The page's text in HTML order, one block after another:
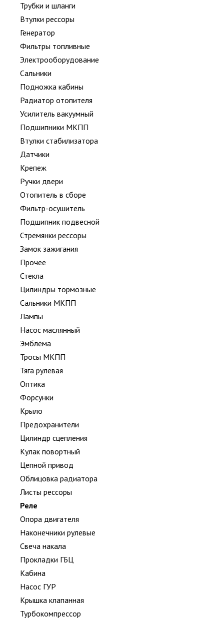
Трубки и шланги
Втулки рессоры
Генератор
Фильтры топливные
Электрооборудование
Сальники
Подножка кабины
Радиатор отопителя
Усилитель вакуумный
Подшипники МКПП
Втулки стабилизатора
Датчики
Крепеж
Ручки двери
Отопитель в сборе
Фильтр-осушитель
Подшипник подвесной
Стремянки рессоры
Замок зажигания
Прочее
Стекла
Цилиндры тормозные
Сальники МКПП
Лампы
Насос маслянный
Эмблема
Тросы МКПП
Тяга рулевая
Оптика
Форсунки
Крыло
Предохранители
Цилиндр сцепления
Кулак повортный
Цепной привод
Облицовка радиатора
Листы рессоры
Реле
Опора двигателя
Наконечники рулевые
Свеча накала
Прокладки ГБЦ
Кабина
Насос ГУР
Крышка клапанная
Турбокомпрессор